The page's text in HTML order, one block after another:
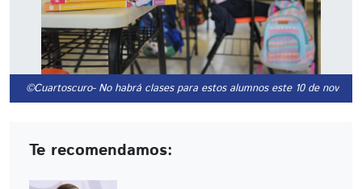
©Cuartoscuro- No habrá clases para estos alumnos este 10 de
Te recomendamos: